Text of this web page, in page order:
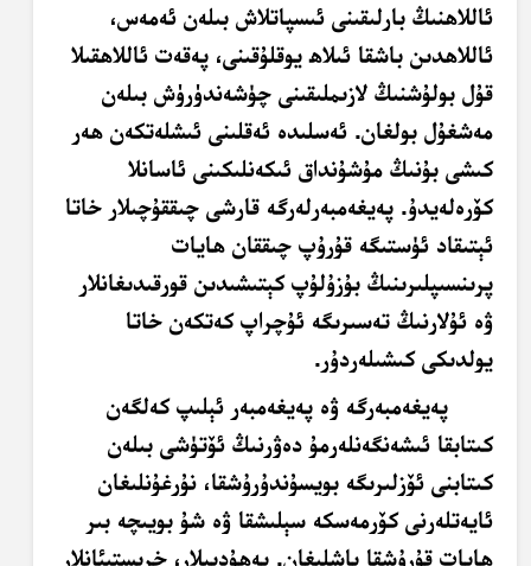
ئاللاھنىڭ بارلىقىنى ئىسپاتلاش بىلەن ئەمەس،
ئاللاھدىن باشقا ئىلاھ يوقلۇقىنى، پەقەت ئاللاھقىلا
قۇل بولۇشنىڭ لازىملىقىنى چۈشەندۈرۈش بىلەن
مەشغۇل بولغان. ئەسلىدە ئەقلىنى ئىشلەتكەن ھەر
كىشى بۇنىڭ مۇشۇنداق ئىكەنلىكىنى ئاسانلا
كۆرەلەيدۇ. پەيغەمبەرلەرگە قارشى چىققۇچىلار خاتا
ئېتىقاد ئۈستىگە قۇرۇپ چىققان ھايات
پرىنسىپلىرىنىڭ بۇزۇلۇپ كېتىشىدىن قورقىدىغانلار
ۋە ئۇلارنىڭ تەسىرىگە ئۇچراپ كەتكەن خاتا
يولدىكى كىشىلەردۇر.
پەيغەمبەرگە ۋە پەيغەمبەر ئېلىپ كەلگەن
كىتابقا ئىشەنگەنلەرمۇ دەۋرنىڭ ئۆتۈشى بىلەن
كىتابنى ئۆزلىرىگە بويسۇندۇرۇشقا، نۇرغۇنلىغان
ئايەتلەرنى كۆرمەسكە سېلىشقا ۋە شۇ بويىچە بىر
ھايات قۇرۇشقا باشلىغان. يەھۇدىيلار، خرىستىئانلار